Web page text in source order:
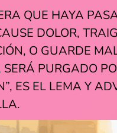
QUE HAYA
DOLOR,
O GUARDE
PURGADO
ES EL LEMA Y